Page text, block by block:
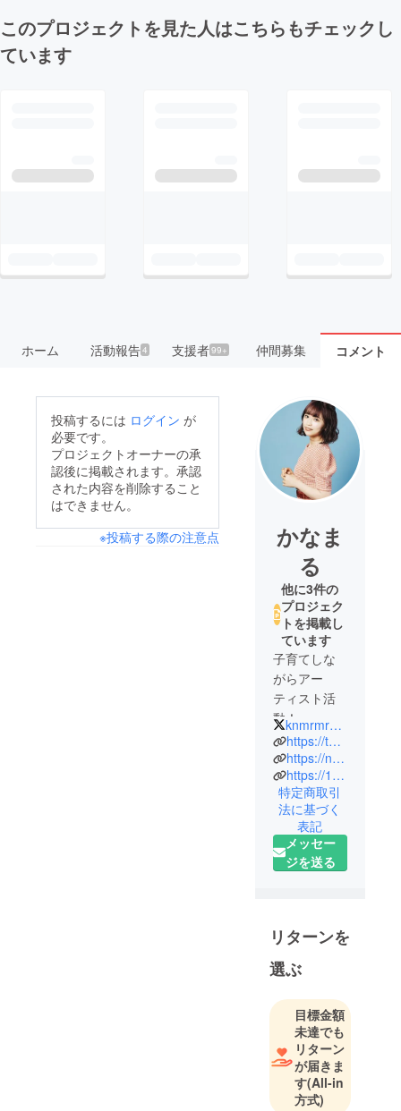
このプロジェクトを見た人はこちらもチェックし
ています
ホーム 活動報告4 支援者99+ 仲間募集 コメント
投稿するには ログイン が
必要です。
プロジェクトオーナーの承
認後に掲載されます。承認
された内容を削除すること
はできません。
※投稿する際の注意点
かなま
る
他に3件の
プロジェク
トを掲載し
ています
子育てしな
がらアー
ティスト活
動！
ママアー
ティスト、
かなまるで
す。
お仕事依頼
kanamaru.liv
e@gmail.co
knmrmr_05
https://twitter.com/knmrmr_05
https://note.com/kanamaru0705/n/n7080c5df25e9
https://17.media/share/profile/3567a37a-54ec-4cf1-b2a4-e41252210a88?lang=ja
特定商取引
法に基づく
表記
メッセー
ジを送る
リターンを
選ぶ
目標金額
未達でも
リターン
が届きま
す(All-in
方式)